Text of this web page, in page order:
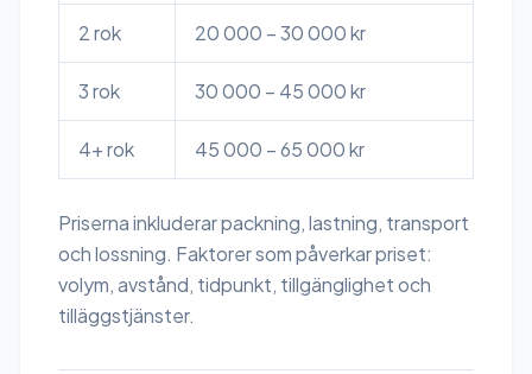
2 rok 20 000 – 30 000 kr
3 rok 30 000 – 45 000 kr
4+ rok 45 000 – 65 000 kr
Priserna inkluderar packning, lastning, transport
och lossning. Faktorer som påverkar priset:
volym, avstånd, tidpunkt, tillgänglighet och
tilläggstjänster.